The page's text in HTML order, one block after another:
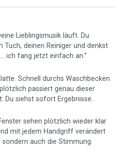
Lieblingsmusik läuft. Du
Tuch, deinen Reiniger und denkst
ich fang jetzt einfach an.“
Schnell durchs Waschbecken.
passiert genau dieser
Du siehst sofort Ergebnisse.
sehen plötzlich wieder klar
mit jedem Handgriff verändert
auch die Stimmung.